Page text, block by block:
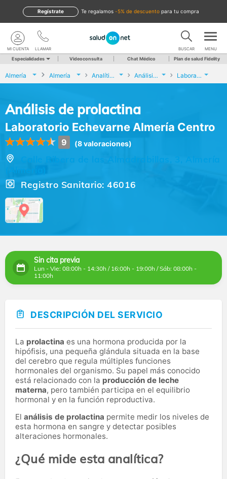
te regalamos -5% de descuento para tu compra
Regístrate
LLAMAR
MI CUENTA BUSCAR MENU
Especialidades Videoconsulta Chat Médico Plan de salud Fidelity
Almería Almería Analíticas y Genética Análisis de prolactina Laboratorio Echevarne Almería Centro
Análisis de prolactina
Laboratorio Echevarne Almería Centro
9 (8 valoraciones)
Registro Sanitario: 46016
Sin cita previa
Lun - Vie: 08:00h - 14:30h / 16:00h - 19:00h / Sáb: 08:00h -
11:00h
DESCRIPCIÓN DEL SERVICIO
La prolactina es una hormona producida por la
hipófisis, una pequeña glándula situada en la base
del cerebro que regula múltiples funciones
hormonales del organismo. Su papel más conocido
está relacionado con la producción de leche
materna, pero también participa en el equilibrio
hormonal y en la función reproductiva.
El análisis de prolactina permite medir los niveles de
esta hormona en sangre y detectar posibles
alteraciones hormonales.
¿Qué mide esta analítica?